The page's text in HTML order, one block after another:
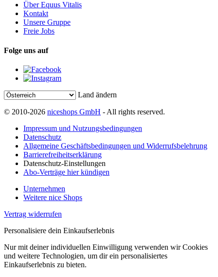
Über Equus Vitalis
Kontakt
Unsere Gruppe
Freie Jobs
Folge uns auf
Land ändern
© 2010-2026 niceshops GmbH - All rights reserved.
Impressum und Nutzungsbedingungen
Datenschutz
Allgemeine Geschäftsbedingungen und Widerrufsbelehrung
Barrierefreiheitserklärung
Datenschutz-Einstellungen
Abo-Verträge hier kündigen
Unternehmen
Weitere nice Shops
Vertrag widerrufen
Personalisiere dein Einkaufserlebnis
Nur mit deiner individuellen Einwilligung verwenden wir Cookies
und weitere Technologien, um dir ein personalisiertes
Einkaufserlebnis zu bieten.